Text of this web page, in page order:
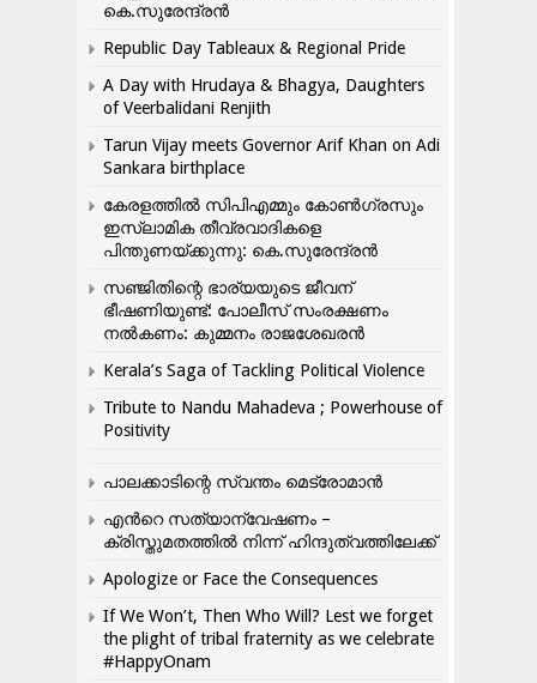
കെ.സുരേന്ദ്രൻ
Republic Day Tableaux & Regional Pride
A Day with Hrudaya & Bhagya, Daughters
of Veerbalidani Renjith
Tarun Vijay meets Governor Arif Khan on Adi
Sankara birthplace
കേരളത്തിൽ സിപിഎമ്മും കോൺ​ഗ്രസും
ഇസ്ലാമിക തീവ്രവാദികളെ
പിന്തുണയ്ക്കുന്നു: കെ.സുരേന്ദ്രൻ
സഞ്ജിതിന്റെ ഭാര്യയുടെ ജീവന്
ഭീഷണിയുണ്ട്: പോലീസ് സംരക്ഷണം
നൽകണം: കുമ്മനം രാജശേഖരൻ
Kerala’s Saga of Tackling Political Violence
Tribute to Nandu Mahadeva ; Powerhouse of
Positivity
പാലക്കാടിന്റെ സ്വന്തം മെട്രോമാൻ
എന്‍റെ സത്യാന്വേഷണം –
ക്രിസ്തുമതത്തില്‍ നിന്ന് ഹിന്ദുത്വത്തിലേക്ക്
Apologize or Face the Consequences
If We Won’t, Then Who Will? Lest we forget
the plight of tribal fraternity as we celebrate
#HappyOnam